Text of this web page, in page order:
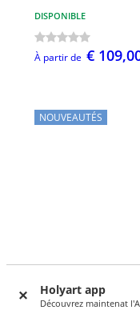
Holyart app
Découvrez maintenat
DISPONIBLE
À partir de €
NOUVEAUTÉS